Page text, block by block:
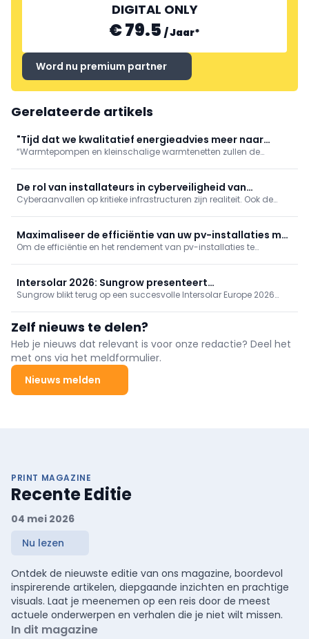
DIGITAL ONLY
€ 79.5 /Jaar*
Word nu premium partner
Gerelateerde artikels
"Tijd dat we kwalitatief energieadvies meer naar
waarde schatten"
“Warmtepompen en kleinschalige warmtenetten zullen de
maximaal comfort en rendement zijn een correcte
dimensionering, inregeling en
De rol van installateurs in cyberveiligheid van
zonnestroom
Cyberaanvallen op kritieke infrastructuren zijn realiteit. Ook de
elektriciens en installateurs, niet enkel voor IT-specialisten.
Maximaliseer de efficiëntie van uw pv-installaties met
thermografie
Om de efficiëntie en het rendement van pv-installaties te
thermografie.
Intersolar 2026: Sungrow presenteert
energieoplossingen van de volgende generatie
Sungrow blikt terug op een succesvolle Intersolar Europe 2026
energietransitie versnellen.
Zelf nieuws te delen?
Heb je nieuws dat relevant is voor onze redactie? Deel het
met ons via het meldformulier.
Nieuws melden
PRINT MAGAZINE
Recente Editie
04 mei 2026
Nu lezen
Ontdek de nieuwste editie van ons magazine, boordevol
inspirerende artikelen, diepgaande inzichten en prachtige
visuals. Laat je meenemen op een reis door de meest
actuele onderwerpen en verhalen die je niet wilt missen.
In dit magazine